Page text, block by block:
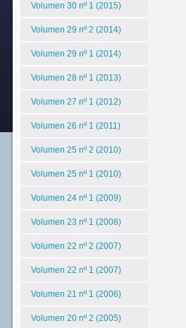
Volumen 30 nº 1 (2015)
Volumen 29 nº 2 (2014)
Volumen 29 nº 1 (2014)
Volumen 28 nº 1 (2013)
Volumen 27 nº 1 (2012)
Volumen 26 nº 1 (2011)
Volumen 25 nº 2 (2010)
Volumen 25 nº 1 (2010)
Volumen 24 nº 1 (2009)
Volumen 23 nº 1 (2008)
Volumen 22 nº 2 (2007)
Volumen 22 nº 1 (2007)
Volumen 21 nº 1 (2006)
Volumen 20 nº 2 (2005)